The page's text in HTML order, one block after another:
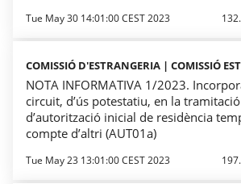
Tue May 30 14:01:00 CEST 2023
COMISSIÓ D'ESTRANGERIA | COMISSIÓ
NOTA INFORMATIVA 1/2023.
circuit, d’ús potestatiu, en la
d’autorització inicial de residència
compte d’altri (AUT01a)
Tue May 23 13:01:00 CEST 2023